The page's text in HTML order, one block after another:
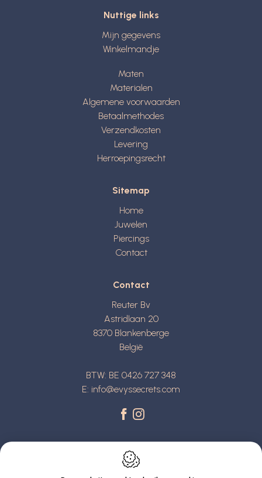
Nuttige links
Mijn gegevens
Winkelmandje
Maten
Materialen
Algemene voorwaarden
Betaalmethodes
Verzendkosten
Levering
Herroepingsrecht
Sitemap
Home
Juwelen
Piercings
Contact
Contact
Reuter Bv
Astridlaan 20
8370 Blankenberge
België
BTW: BE 0426 727 348
E: info@evyssecrets.com